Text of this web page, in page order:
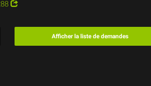
Afficher la liste de demandes